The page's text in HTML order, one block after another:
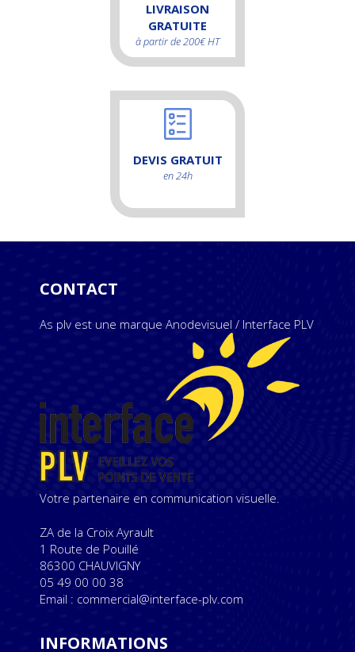
LIVRAISON
GRATUITE
à partir de 200€ HT
DEVIS GRATUIT
en 24h
CONTACT
As plv est une marque Anodevisuel / Interface PLV
Votre partenaire en communication visuelle.
ZA de la Croix Ayrault
1 Route de Pouillé
86300 CHAUVIGNY
05 49 00 00 38
Email : commercial@interface-plv.com
INFORMATIONS